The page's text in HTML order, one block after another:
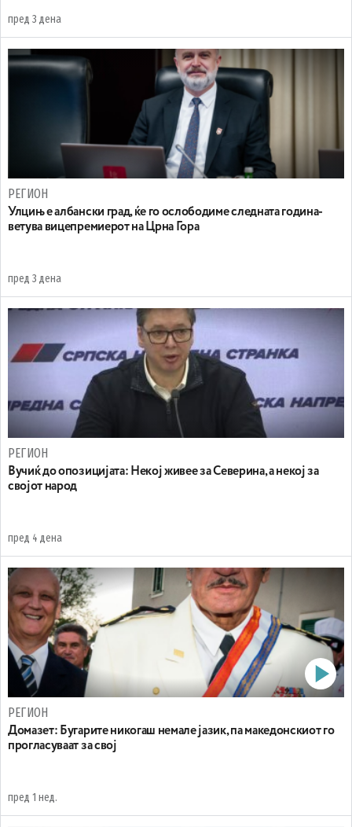
пред 3 дена
РЕГИОН
Улцињ е албански град, ќе го ослободиме следната година-
ветува вицепремиерот на Црна Гора
пред 3 дена
РЕГИОН
Вучиќ до опозицијата: Некој живее за Северина, а некој за
својот народ
пред 4 дена
РЕГИОН
Домазет: Бугарите никогаш немале јазик, па македонскиот го
прогласуваат за свој
пред 1 нед.